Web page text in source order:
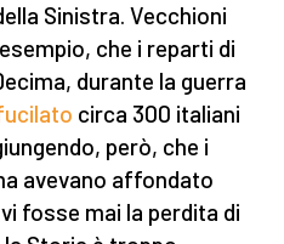
Sinistra. Vecchioni
che i reparti di
durante la guerra
circa 300 italiani
però, che i
avevano affondato
fosse mai la perdita di